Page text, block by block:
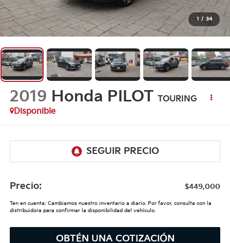
1 / 34
2019 Honda PILOT TOURING
Disponible
Precio: $449,000
Ten en cuenta: Cambiamos nuestro inventario a diario. Por favor, consulta con la
distribuidora para confirmar la disponibilidad del vehículo.
OBTÉN UNA COTIZACIÓN